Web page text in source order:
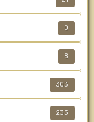
0
8
303
233